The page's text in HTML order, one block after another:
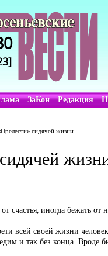
ЗаКон Редакция
сидячей жизни
от счастья, иногда бежать
всей своей жизни
и так без конца. Вроде